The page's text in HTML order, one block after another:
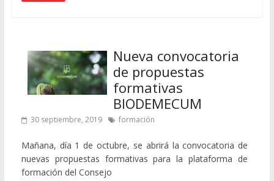
Nueva convocatoria
de propuestas
formativas
BIODEMECUM
30 septiembre, 2019 formación
Mañana, día 1 de octubre, se abrirá la convocatoria de
nuevas propuestas formativas para la plataforma de
formación del Consejo